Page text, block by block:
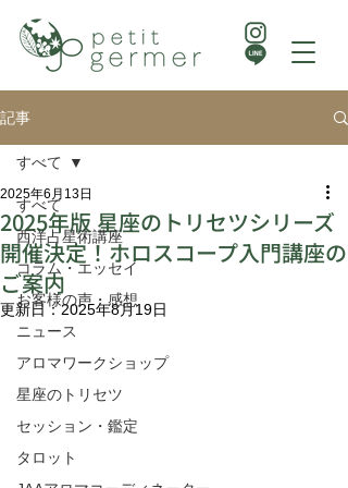
記事
すべて
西洋占星術講座
コラム・エッセイ
お客様の声・感想
ニュース
アロマワークショップ
星座のトリセツ
セッション・鑑定
タロット
すべて
2025年版 星座のトリセツシリーズ
開催決定！ホロスコープ入門講座の
ご案内
2025年6月13日
更新日：2025年8月19日